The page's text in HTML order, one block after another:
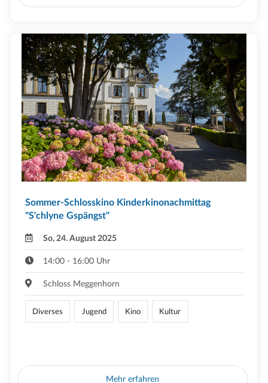
Sommer-Schlosskino Kinderkinonachmittag
"S'chlyne Gspängst"
So, 24. August 2025
14:00 - 16:00 Uhr
Schloss Meggenhorn
Diverses Jugend Kino Kultur
Mehr erfahren